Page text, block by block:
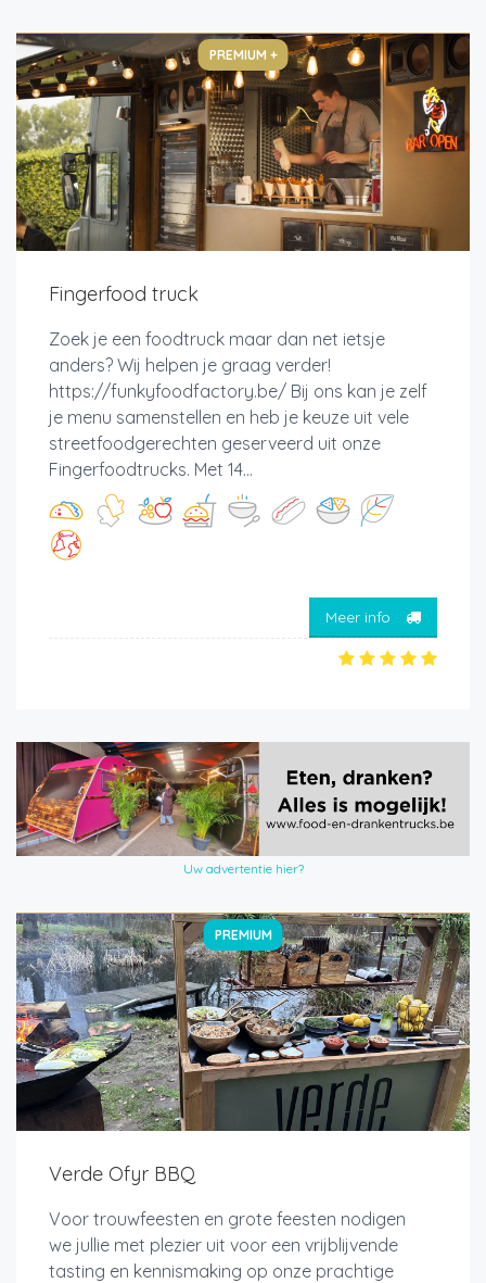
PREMIUM +
Fingerfood truck
Zoek je een foodtruck maar dan net ietsje
anders? Wij helpen je graag verder!
https://funkyfoodfactory.be/ Bij ons kan je zelf
je menu samenstellen en heb je keuze uit vele
streetfoodgerechten geserveerd uit onze
Fingerfoodtrucks. Met 14...
Meer info
Uw advertentie hier?
PREMIUM
Verde Ofyr BBQ
Voor trouwfeesten en grote feesten nodigen
we jullie met plezier uit voor een vrijblijvende
tasting en kennismaking op onze prachtige